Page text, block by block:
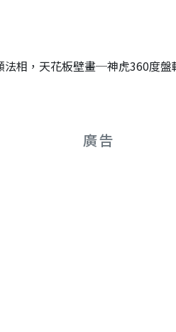
相，天花板壁畫─神虎360度
廣告